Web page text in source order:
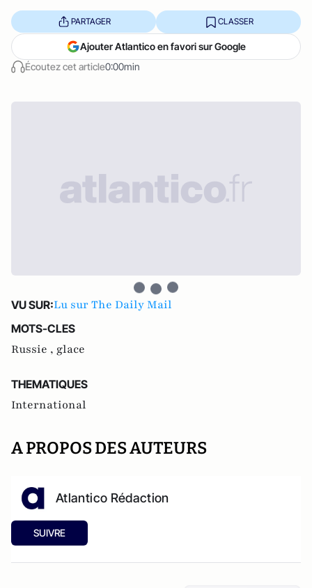
Écoutez cet article0:00min
PARTAGER CLASSER
Ajouter Atlantico en favori sur Google
VU SUR:Lu sur The Daily Mail
MOTS-CLES
Russie , glace
THEMATIQUES
International
A PROPOS DES AUTEURS
Atlantico Rédaction
SUIVRE